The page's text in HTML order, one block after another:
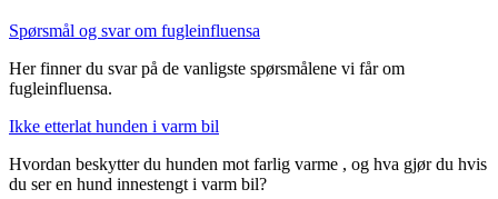
Spørsmål og svar om fugleinfluensa
Her finner du svar på de vanligste spørsmålene vi får om
fugleinfluensa.
Ikke etterlat hunden i varm bil
Hvordan beskytter du hunden mot farlig varme , og hva gjør du hvis
du ser en hund innestengt i varm bil?